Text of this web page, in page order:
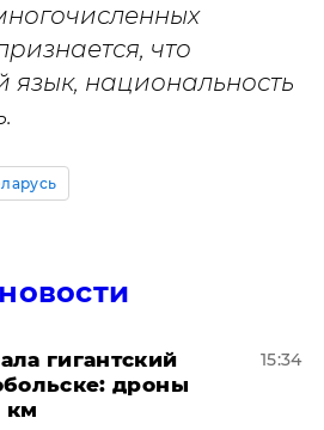
что
национальность
гигантский
дроны
км
15:34